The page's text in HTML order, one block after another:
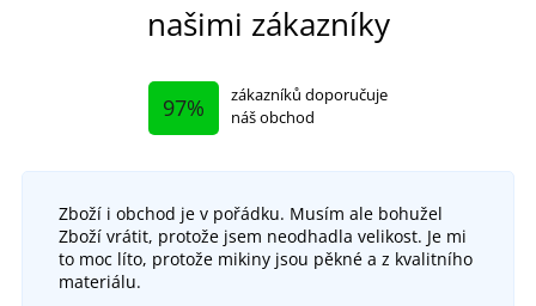
našimi zákazníky
97%
zákazníků doporučuje
náš obchod
Zboží i obchod je v pořádku. Musím ale bohužel
Zboží vrátit, protože jsem neodhadla velikost. Je mi
to moc líto, protože mikiny jsou pěkné a z kvalitního
materiálu.